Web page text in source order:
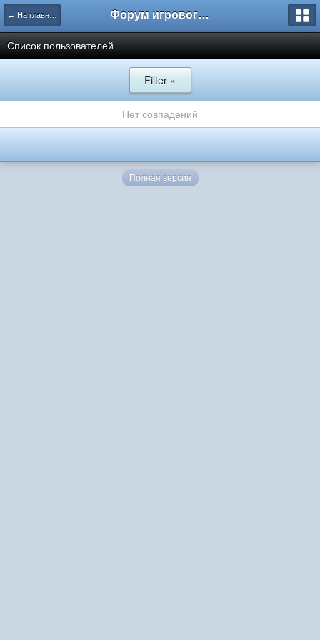
← На главную Форум игрового проекта Riverrise
Список пользователей
Filter »
Нет совпадений
Полная версия